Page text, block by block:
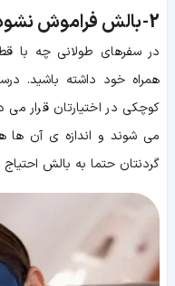
2- بالش فراموش
در سفرهای طولانی چه با
همراه خود داشته باشید.
کوچکی در اختیارتان قرار
می شوند و اندازه ی آن ها
گردنتان حتما به بالش